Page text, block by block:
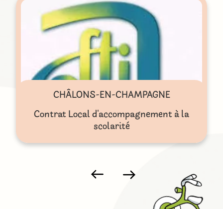
CHÂLONS-EN-CHAMPAGNE
Contrat Local d'accompagnement à la
scolarité